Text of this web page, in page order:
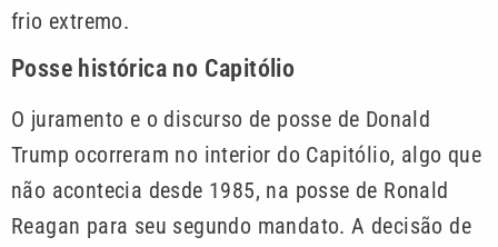
frio extremo.
Posse histórica no Capitólio
O juramento e o discurso de posse de Donald
Trump ocorreram no interior do Capitólio, algo que
não acontecia desde 1985, na posse de Ronald
Reagan para seu segundo mandato. A decisão de